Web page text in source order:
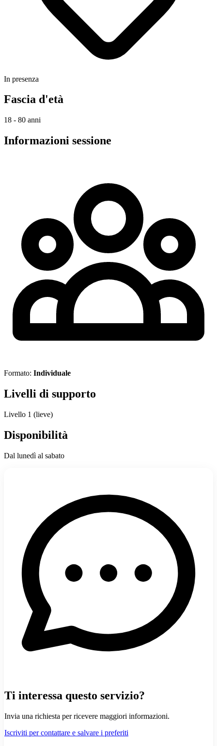
In presenza
Fascia d'età
18 - 80 anni
Informazioni sessione
Formato: Individuale
Livelli di supporto
Livello 1 (lieve)
Disponibilità
Dal lunedì al sabato
Ti interessa questo servizio?
Invia una richiesta per ricevere maggiori informazioni.
Iscriviti per contattare e salvare i preferiti